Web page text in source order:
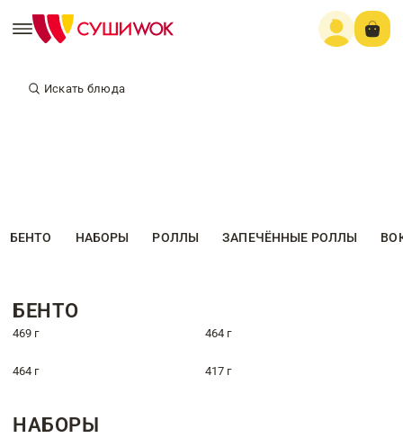
Искать блюда
БЕНТО НАБОРЫ РОЛЛЫ ЗАПЕЧЁННЫЕ РОЛЛЫ
БЕНТО
469 г 464 г
464 г 417 г
НАБОРЫ